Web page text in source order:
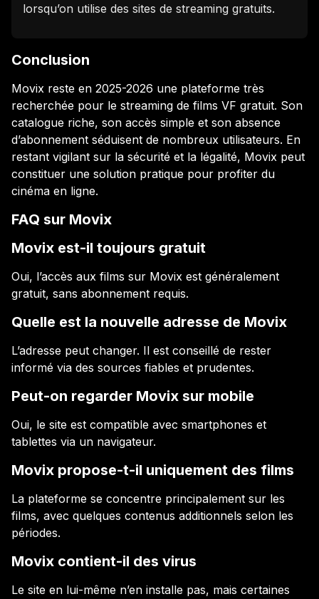
lorsqu’on utilise des sites de streaming gratuits.
Conclusion
Movix reste en 2025-2026 une plateforme très
recherchée pour le streaming de films VF gratuit. Son
catalogue riche, son accès simple et son absence
d’abonnement séduisent de nombreux utilisateurs. En
restant vigilant sur la sécurité et la légalité, Movix peut
constituer une solution pratique pour profiter du
cinéma en ligne.
FAQ sur Movix
Movix est-il toujours gratuit
Oui, l’accès aux films sur Movix est généralement
gratuit, sans abonnement requis.
Quelle est la nouvelle adresse de Movix
L’adresse peut changer. Il est conseillé de rester
informé via des sources fiables et prudentes.
Peut-on regarder Movix sur mobile
Oui, le site est compatible avec smartphones et
tablettes via un navigateur.
Movix propose-t-il uniquement des films
La plateforme se concentre principalement sur les
films, avec quelques contenus additionnels selon les
périodes.
Movix contient-il des virus
Le site en lui-même n’en installe pas, mais certaines